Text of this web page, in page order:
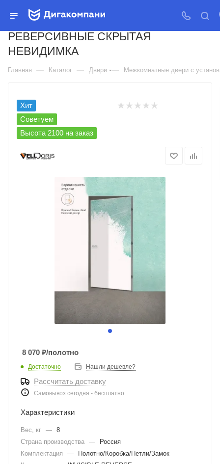
ДВЕРЬ МЕЖКОМНАТНАЯ
VELLDORIS INVISIBLE
РЕВЕРСИВНЫЕ СКРЫТАЯ
НЕВИДИМКА
Главная — Каталог — Двери — Межкомнатные двери с
Хит
Советуем
Высота 2100 на заказ
8 070 ₽/полотно
Достаточно Нашли дешевле?
Рассчитать доставку
Самовывоз сегодня - бесплатно
Характеристики
Вес, кг — 8
Страна производства —
Россия
Комплектация
—
Полотно/Коробка/Петли/Замок